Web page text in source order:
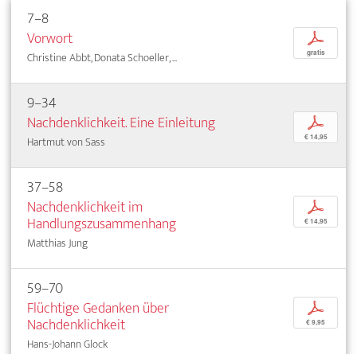
7–8
Vorwort
Christine Abbt, Donata Schoeller, ...
p
gratis
9–34
Nachdenklichkeit. Eine Einleitung
Hartmut von Sass
p
€ 14,95
37–58
Nachdenklichkeit im
Handlungszusammenhang
Matthias Jung
p
€ 14,95
59–70
Flüchtige Gedanken über
Nachdenklichkeit
Hans-Johann Glock
p
€ 9,95